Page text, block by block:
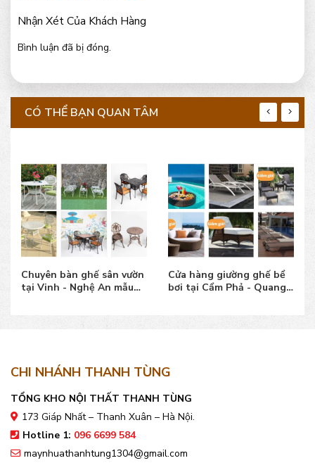
Nhận Xét Của Khách Hàng
Bình luận đã bị đóng.
CÓ THỂ BẠN QUAN TÂM
Chuyên bàn ghế sân vườn
tại Vinh - Nghệ An mẫu
Cửa hàng giường ghế bể
bơi tại Cẩm Phả - Quang
CHI NHÁNH THANH TÙNG
TỔNG KHO NỘI THẤT THANH TÙNG
173 Giáp Nhất – Thanh Xuân – Hà Nội.
Hotline 1: 096 6699 584
maynhuathanhtung1304@gmail.com